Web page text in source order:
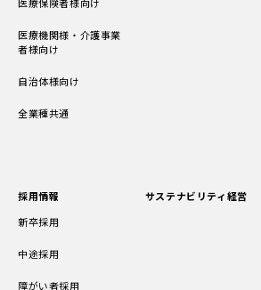
医療保険者様向け
医療機関様・介護事業
者様向け
自治体様向け
全業種共通
採用情報
新卒採用
中途採用
障がい者採用
サステナビリティ経営